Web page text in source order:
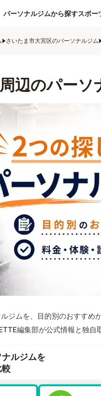
パーソナルジムから探すスポー
さいたま市大宮区のパーソナルジム
辺のパー
ジムを、目的別のおすす
編集部が公式情報と独自
ルジムを
較